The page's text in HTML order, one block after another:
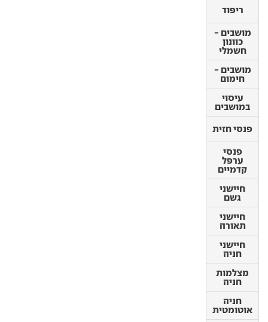
ריפוד
מושבים -
כוונון
חשמלי
מושבים -
חימום
עיסוי
במושבים
פנסי חזית
פנסי
ערפל
קדמיים
חיישני
גשם
חיישני
תאורה
חיישני
חניה
מצלמות
חניה
חניה
אוטומטית
ריפוד
מושבים -
כוונון
חשמלי
מושבים -
חימום
עיסוי
במושבים
פנסי חזית
ערפל
קדמיים
חיישני
גשם
חיישני
תאורה
חיישני
חניה
מצלמות
חניה
חניה
אוטומטית
מחשב דרך